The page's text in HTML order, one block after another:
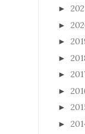
►
►
►
►
►
►
►
►